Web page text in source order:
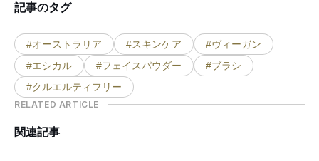
記事のタグ
#オーストラリア #スキンケア
#ヴィーガン
#エシカル
#フェイスパウダー
#ブラシ
#クルエルティフリー
RELATED ARTICLE
関連記事